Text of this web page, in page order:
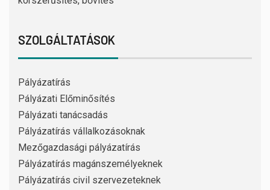
SZOLGÁLTATÁSOK
Pályázatírás
Pályázati Előminősítés
Pályázati tanácsadás
Pályázatírás vállalkozásoknak
Mezőgazdasági pályázatírás
Pályázatírás magánszemélyeknek
Pályázatírás civil szervezeteknek